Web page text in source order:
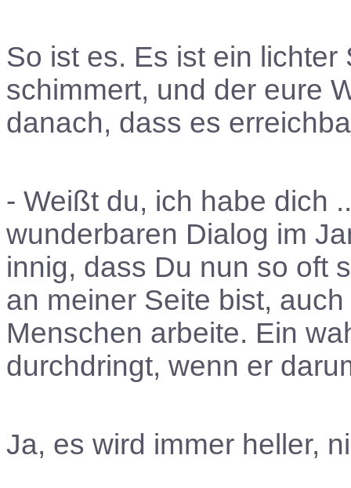
So ist es. Es ist ein
schimmert, und der eure
danach, dass es
- Weißt du, ich habe dich
wunderbaren Dialog im
innig, dass Du nun so oft
an meiner Seite bist,
Menschen arbeite. Ein
durchdringt, wenn er
Ja, es wird immer heller,